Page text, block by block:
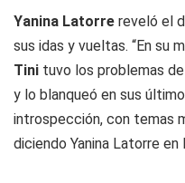
Yanina Latorre reveló el
sus idas y vueltas. “En su
Tini tuvo los problemas de
y lo blanqueó en sus
introspección, con temas
diciendo Yanina Latorre en